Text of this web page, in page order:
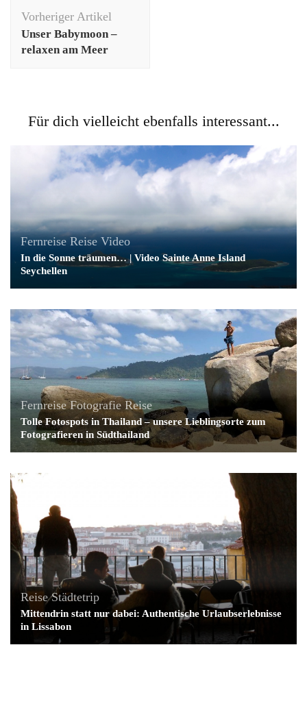
Vorheriger Artikel
Unser Babymoon –
relaxen am Meer
Für dich vielleicht ebenfalls interessant...
Fernreise Reise Video
In die Sonne träumen… | Video Sainte Anne Island
Seychellen
Fernreise Fotografie Reise
Tolle Fotospots in Thailand – unsere Lieblingsorte zum
Fotografieren in Südthailand
Reise Städtetrip
Mittendrin statt nur dabei: Authentische Urlaubserlebnisse
in Lissabon